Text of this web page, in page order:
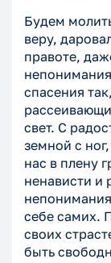
Будем
веру,
правоте,
спасения
свет. С
земной с
нас в плену
ненависти и
себе самих.
своих
быть